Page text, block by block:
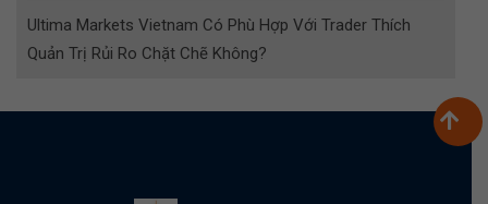
Ultima Markets Vietnam Có Phù Hợp Với Trader Thích
Quản Trị Rủi Ro Chặt Chẽ Không?